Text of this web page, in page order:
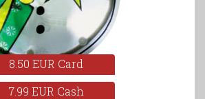
8.50 EUR Card
7.99 EUR Cash